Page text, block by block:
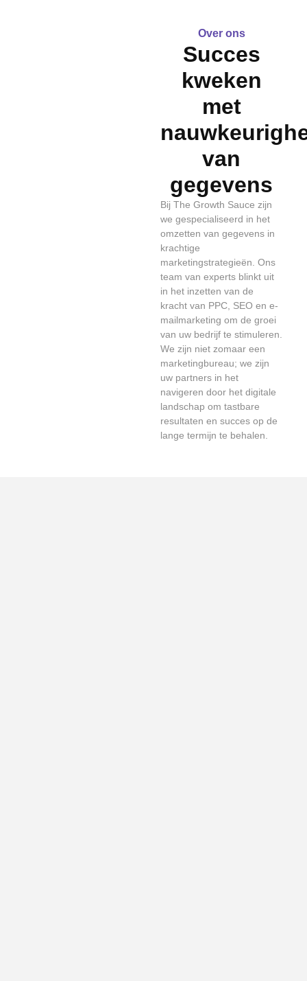
Over ons
Succes
kweken
met
van
gegevens
Bij The Growth Sauce zijn
we gespecialiseerd in het
omzetten van gegevens in
krachtige
marketingstrategieën. Ons
team van experts blinkt uit
in het inzetten van de
kracht van PPC, SEO en e-
mailmarketing om de groei
van uw bedrijf te stimuleren.
We zijn niet zomaar een
marketingbureau; we zijn
uw partners in het
navigeren door het digitale
landschap om tastbare
resultaten en succes op de
lange termijn te behalen.